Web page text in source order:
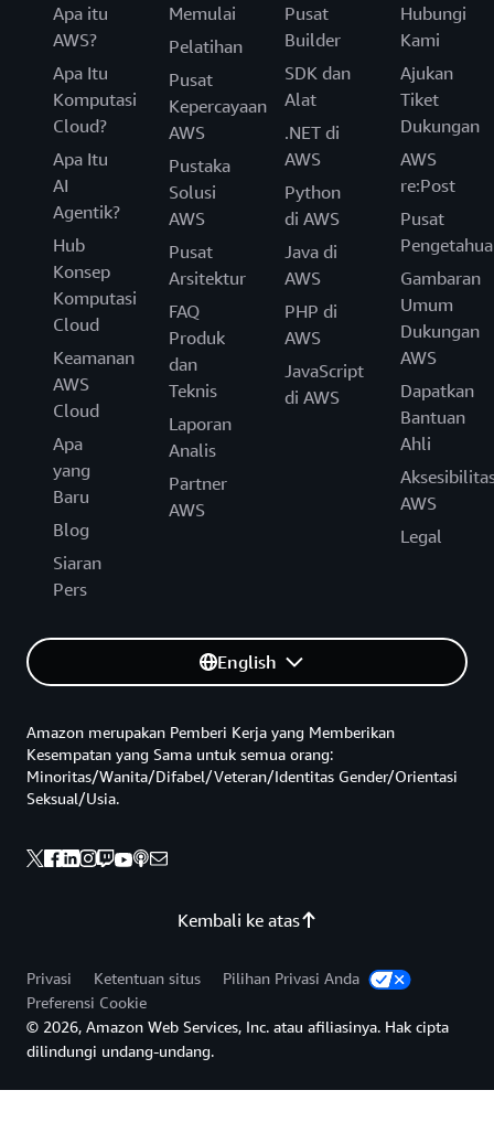
Apa itu
AWS?
Apa Itu
Komputasi
Cloud?
Apa Itu
AI
Agentik?
Hub
Konsep
Komputasi
Cloud
Keamanan
AWS
Cloud
Apa
yang
Baru
Blog
Siaran
Pers
Memulai
Pelatihan
Pusat
Kepercayaan
AWS
Pustaka
Solusi
AWS
Pusat
Arsitektur
FAQ
Produk
dan
Teknis
Laporan
Analis
Partner
AWS
Pusat
Builder
SDK dan
Alat
.NET di
AWS
Python
di AWS
Java di
AWS
PHP di
AWS
JavaScript
di AWS
Hubungi
Kami
Ajukan
Tiket
Dukungan
AWS
re:Post
Pusat
Gambaran
Umum
Dukungan
AWS
Dapatkan
Bantuan
Ahli
AWS
Legal
English
Kembali ke atas
Amazon merupakan Pemberi Kerja yang Memberikan
Kesempatan yang Sama untuk semua orang:
Minoritas/Wanita/Difabel/Veteran/Identitas Gender/Orientasi
Seksual/Usia.
Privasi Ketentuan situs
Pilihan Privasi Anda
Preferensi Cookie
© 2026, Amazon Web Services, Inc. atau afiliasinya. Hak cipta
dilindungi undang-undang.